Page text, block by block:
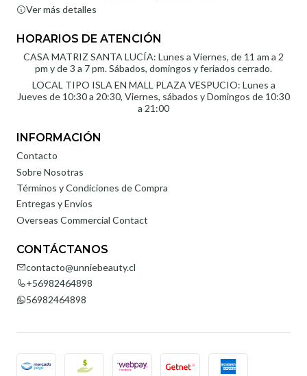
Ver más detalles
HORARIOS DE ATENCIÓN
CASA MATRIZ SANTA LUCÍA: Lunes a Viernes, de 11 am a 2
pm y de 3 a 7 pm. Sábados, domingos y feriados cerrado.
LOCAL TIPO ISLA EN MALL PLAZA VESPUCIO: Lunes a
Jueves de 10:30 a 20:30, Viernes, sábados y Domingos de 10:30
a 21:00
INFORMACIÓN
Contacto
Sobre Nosotras
Términos y Condiciones de Compra
Entregas y Envíos
Overseas Commercial Contact
CONTÁCTANOS
contacto@unniebeauty.cl
+56982464898
56982464898